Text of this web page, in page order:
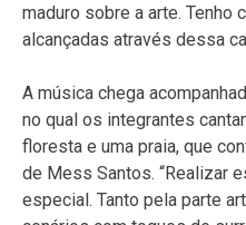
maduro sobre a arte.
alcançadas através dessa
A música chega
no qual os integrantes
floresta e uma praia, que
de Mess Santos. “Realizar
especial. Tanto pela parte